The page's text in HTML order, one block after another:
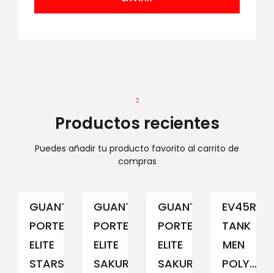
Productos recientes
Puedes añadir tu producto favorito al carrito de
compras
GUANTE
PORTERO
ELITE
STARS
GUANTE
PORTERO
ELITE
SAKURA...
GUANTE
PORTERO
ELITE
SAKURA...
TANK
MEN
POLY...